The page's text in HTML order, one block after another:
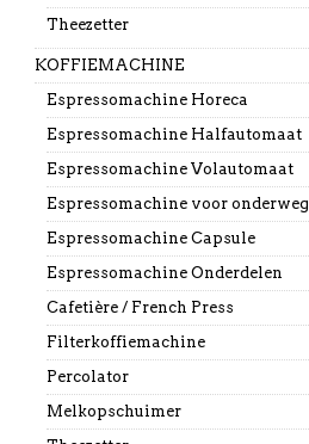
Theezetter
KOFFIEMACHINE
Espressomachine Horeca
Espressomachine Halfautomaat
Espressomachine Volautomaat
Espressomachine voor onderweg
Espressomachine Capsule
Espressomachine Onderdelen
Cafetière / French Press
Filterkoffiemachine
Percolator
Melkopschuimer